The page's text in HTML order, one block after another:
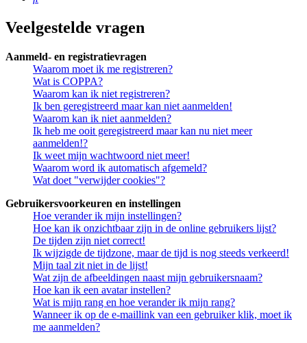
Veelgestelde vragen
Aanmeld- en registratievragen
Waarom moet ik me registreren?
Wat is COPPA?
Waarom kan ik niet registreren?
Ik ben geregistreerd maar kan niet aanmelden!
Waarom kan ik niet aanmelden?
Ik heb me ooit geregistreerd maar kan nu niet meer
aanmelden!?
Ik weet mijn wachtwoord niet meer!
Waarom word ik automatisch afgemeld?
Wat doet "verwijder cookies"?
Gebruikersvoorkeuren en instellingen
Hoe verander ik mijn instellingen?
Hoe kan ik onzichtbaar zijn in de online gebruikers lijst?
De tijden zijn niet correct!
Ik wijzigde de tijdzone, maar de tijd is nog steeds verkeerd!
Mijn taal zit niet in de lijst!
Wat zijn de afbeeldingen naast mijn gebruikersnaam?
Hoe kan ik een avatar instellen?
Wat is mijn rang en hoe verander ik mijn rang?
Wanneer ik op de e-maillink van een gebruiker klik, moet ik
me aanmelden?